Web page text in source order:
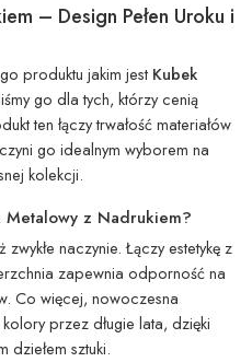
– Design Pełen Uroku i
produktu jakim jest Kubek
go dla tych, którzy cenią
ten łączy trwałość materiałów
go idealnym wyborem na
kolekcji.
Metalowy z Nadrukiem?
naczynie. Łączy estetykę z
zapewnia odporność na
Co więcej, nowoczesna
przez długie lata, dzięki
dziełem sztuki.